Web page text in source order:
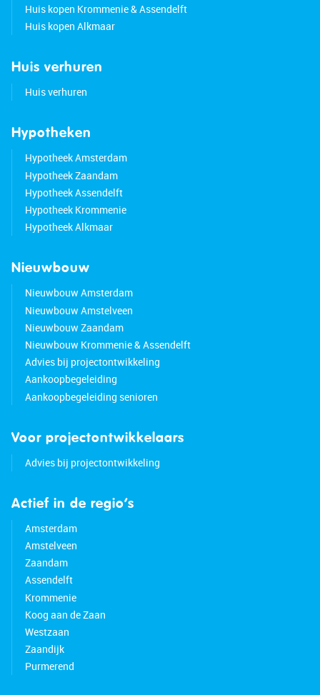
Huis kopen Krommenie & Assendelft
Huis kopen Alkmaar
Huis verhuren
Huis verhuren
Hypotheken
Hypotheek Amsterdam
Hypotheek Zaandam
Hypotheek Assendelft
Hypotheek Krommenie
Hypotheek Alkmaar
Nieuwbouw
Nieuwbouw Amsterdam
Nieuwbouw Amstelveen
Nieuwbouw Zaandam
Nieuwbouw Krommenie & Assendelft
Advies bij projectontwikkeling
Aankoopbegeleiding
Aankoopbegeleiding senioren
Voor projectontwikkelaars
Advies bij projectontwikkeling
Actief in de regio’s
Amsterdam
Amstelveen
Zaandam
Assendelft
Krommenie
Koog aan de Zaan
Westzaan
Zaandijk
Purmerend